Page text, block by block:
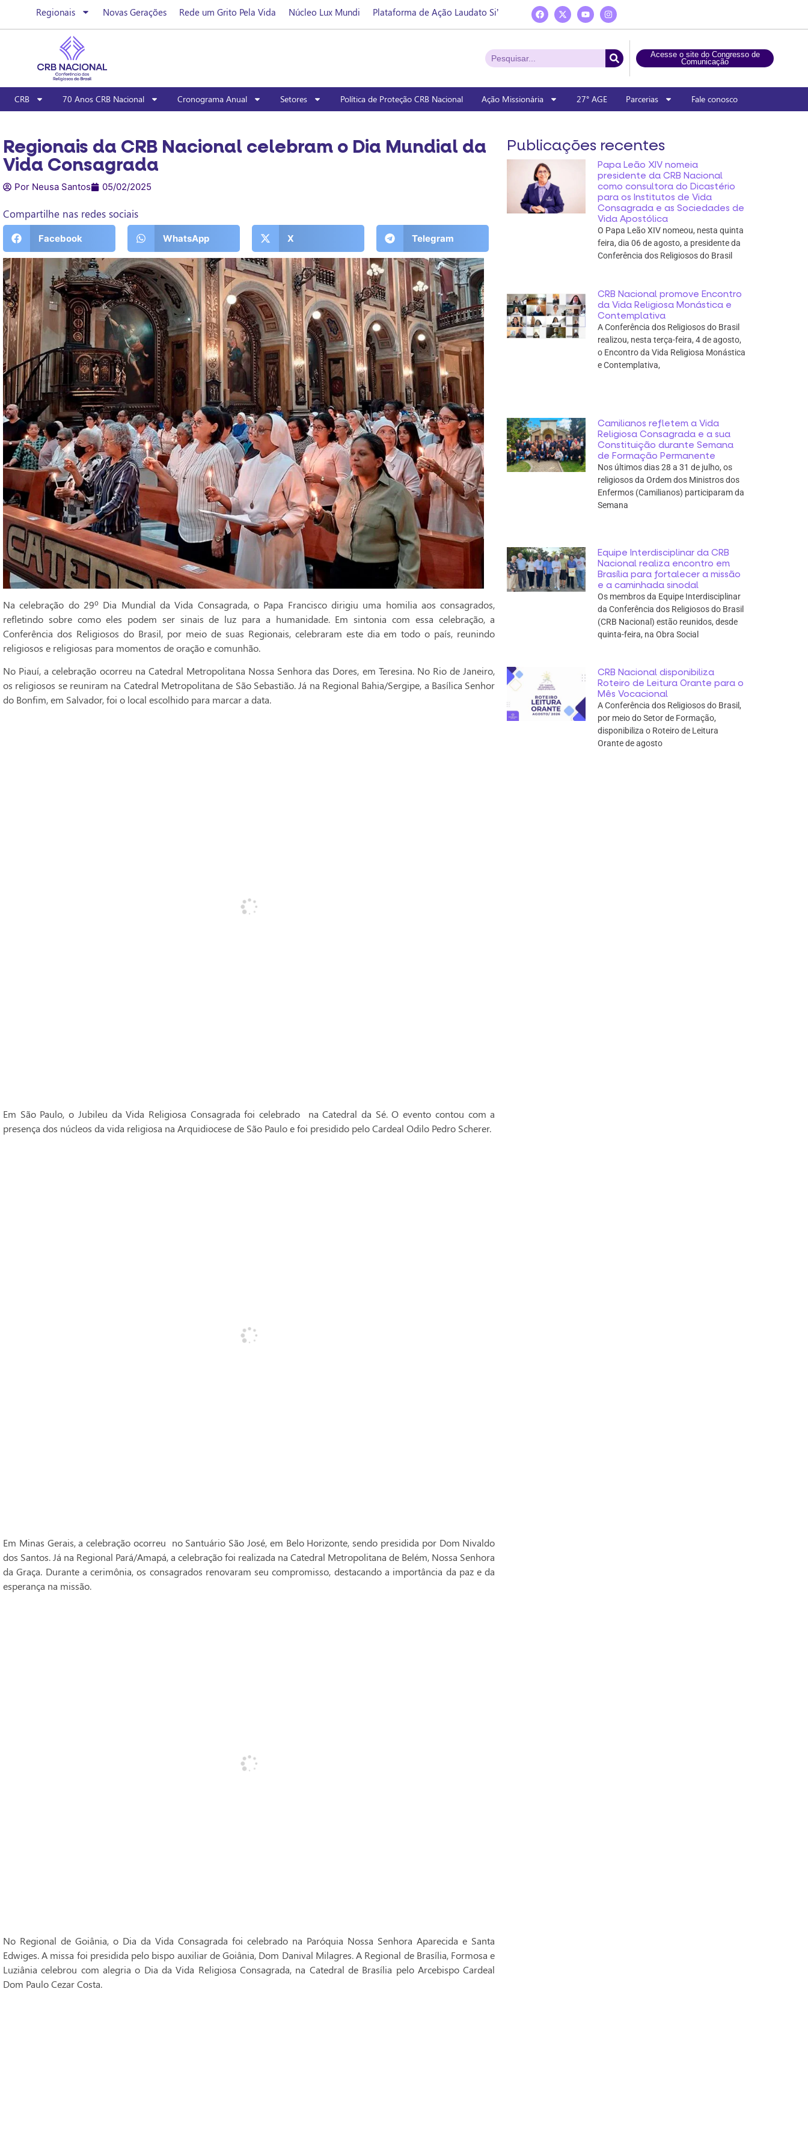
Regionais Novas Gerações Rede um Grito Pela Vida Núcleo Lux Mundi Plataforma de Ação Laudato Si’
Acesse o site do Congresso de
Comunicação
CRB 70 Anos CRB Nacional Cronograma Anual Setores Política de Proteção CRB Nacional Ação Missionária 27° AGE Parcerias Fale conosco
Regionais da CRB Nacional celebram o Dia Mundial da
Vida Consagrada
Por Neusa Santos 05/02/2025
Compartilhe nas redes sociais
Facebook WhatsApp X Telegram
Na celebração do 29º Dia Mundial da Vida Consagrada, o Papa Francisco dirigiu uma homilia aos consagrados,
refletindo sobre como eles podem ser sinais de luz para a humanidade. Em sintonia com essa celebração, a
Conferência dos Religiosos do Brasil, por meio de suas Regionais, celebraram este dia em todo o país, reunindo
religiosos e religiosas para momentos de oração e comunhão.
No Piauí, a celebração ocorreu na Catedral Metropolitana Nossa Senhora das Dores, em Teresina. No Rio de Janeiro,
os religiosos se reuniram na Catedral Metropolitana de São Sebastião. Já na Regional Bahia/Sergipe, a Basílica Senhor
do Bonfim, em Salvador, foi o local escolhido para marcar a data.
Em São Paulo, o Jubileu da Vida Religiosa Consagrada foi celebrado na Catedral da Sé. O evento contou com a
presença dos núcleos da vida religiosa na Arquidiocese de São Paulo e foi presidido pelo Cardeal Odilo Pedro Scherer.
Em Minas Gerais, a celebração ocorreu no Santuário São José, em Belo Horizonte, sendo presidida por Dom Nivaldo
dos Santos. Já na Regional Pará/Amapá, a celebração foi realizada na Catedral Metropolitana de Belém, Nossa Senhora
da Graça. Durante a cerimônia, os consagrados renovaram seu compromisso, destacando a importância da paz e da
esperança na missão.
No Regional de Goiânia, o Dia da Vida Consagrada foi celebrado na Paróquia Nossa Senhora Aparecida e Santa
Edwiges. A missa foi presidida pelo bispo auxiliar de Goiânia, Dom Danival Milagres. A Regional de Brasília, Formosa e
Luziânia celebrou com alegria o Dia da Vida Religiosa Consagrada, na Catedral de Brasília pelo Arcebispo Cardeal
Dom Paulo Cezar Costa.
Publicações recentes
Papa Leão XIV nomeia
presidente da CRB Nacional
como consultora do Dicastério
para os Institutos de Vida
Consagrada e as Sociedades de
Vida Apostólica
O Papa Leão XIV nomeou, nesta quinta
feira, dia 06 de agosto, a presidente da
Conferência dos Religiosos do Brasil
CRB Nacional promove Encontro
da Vida Religiosa Monástica e
Contemplativa
A Conferência dos Religiosos do Brasil
realizou, nesta terça-feira, 4 de agosto,
o Encontro da Vida Religiosa Monástica
e Contemplativa,
Camilianos refletem a Vida
Religiosa Consagrada e a sua
Constituição durante Semana
de Formação Permanente
Nos últimos dias 28 a 31 de julho, os
religiosos da Ordem dos Ministros dos
Enfermos (Camilianos) participaram da
Semana
Equipe Interdisciplinar da CRB
Nacional realiza encontro em
Brasília para fortalecer a missão
e a caminhada sinodal
Os membros da Equipe Interdisciplinar
da Conferência dos Religiosos do Brasil
(CRB Nacional) estão reunidos, desde
quinta-feira, na Obra Social
CRB Nacional disponibiliza
Roteiro de Leitura Orante para o
Mês Vocacional
A Conferência dos Religiosos do Brasil,
por meio do Setor de Formação,
disponibiliza o Roteiro de Leitura
Orante de agosto